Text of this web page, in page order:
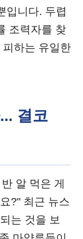
입니다. 두렵
조력자를 찾
하는 유일한
결코
알 먹은 게
?" 최근 뉴스
는 것을 보